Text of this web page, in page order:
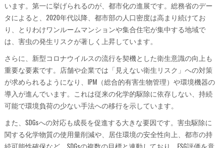
います。第一に挙げられるのが、都市化の進展です。総務省のデー
タによると、2020年代以降、都市部の人口密度は高まり続けてお
り、とりわけワンルームマンションや集合住宅が集中する地域で
は、害虫の発生リスクが著しく上昇しています。
さらに、新型コロナウイルスの流行を契機とした衛生意識の向上も
重要な要素です。店舗や企業では「見えない衛生リスク」への対策
が求められるようになり、IPM（総合的有害生物管理）や環境機器の
導入が進んでいます。これは従来の化学的駆除に依存しない、持続
可能で環境負荷の少ない手法への移行を示しています。
また、SDGsへの対応も成長を促進する大きな要因です。害虫駆除に
関する化学物質の使用量削減や、居住環境の安全性向上、都市の持